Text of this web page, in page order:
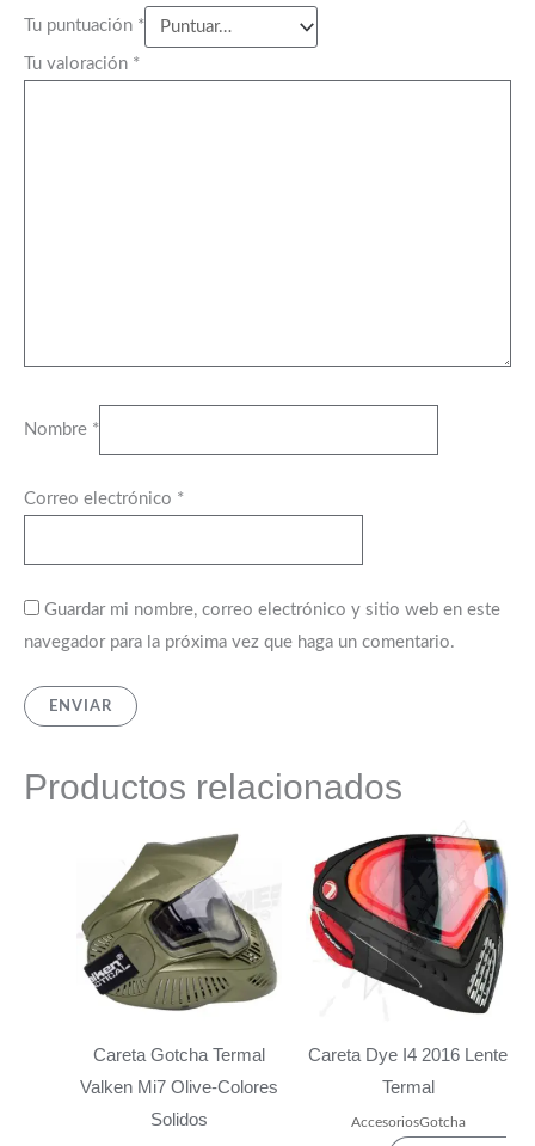
Tu puntuación *
Tu valoración *
Nombre *
Correo electrónico *
Guardar mi nombre, correo electrónico y sitio web en este
navegador para la próxima vez que haga un comentario.
Productos relacionados
Careta Gotcha Termal
Valken Mi7 Olive-Colores
Solidos
Careta Dye I4 2016 Lente
Termal
AccesoriosGotcha